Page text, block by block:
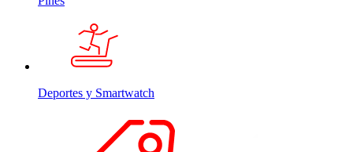
Deportes y Smartwatch